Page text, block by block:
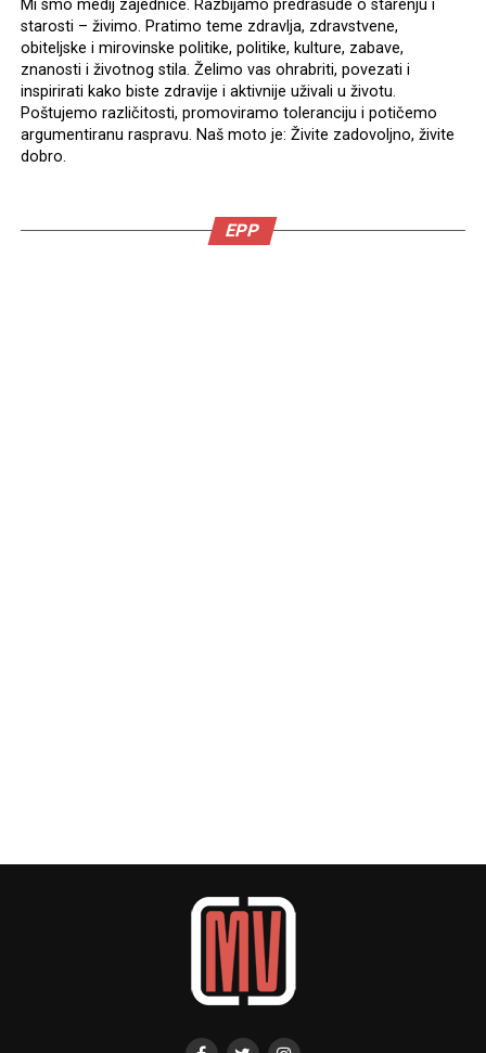
Mi smo medij zajednice. Razbijamo predrasude o starenju i
starosti – živimo. Pratimo teme zdravlja, zdravstvene,
obiteljske i mirovinske politike, politike, kulture, zabave,
znanosti i životnog stila. Želimo vas ohrabriti, povezati i
inspirirati kako biste zdravije i aktivnije uživali u životu.
Poštujemo različitosti, promoviramo toleranciju i potičemo
argumentiranu raspravu. Naš moto je: Živite zadovoljno, živite
dobro.
EPP